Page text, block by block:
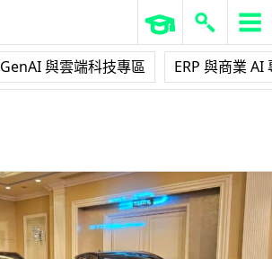
GenAI 與雲端科技專區 ERP 與商業 AI